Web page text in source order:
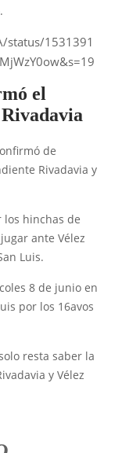
status/1531391
el
de
Rivadavia y
los hinchas de
ante Vélez
Luis.
8 de junio en
por los 16avos
resta saber la
y Vélez